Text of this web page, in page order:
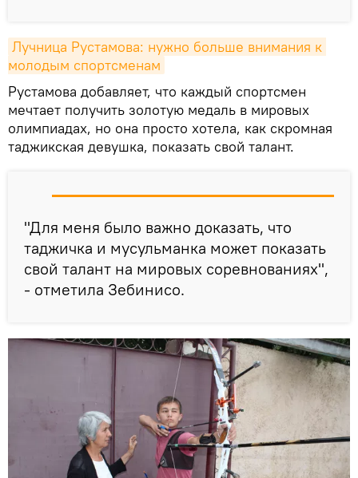
Лучница Рустамова: нужно больше внимания к
молодым спортсменам
Рустамова добавляет, что каждый спортсмен
мечтает получить золотую медаль в мировых
олимпиадах, но она просто хотела, как скромная
таджикская девушка, показать свой талант.
"Для меня было важно доказать, что
таджичка и мусульманка может показать
свой талант на мировых соревнованиях",
- отметила Зебинисо.